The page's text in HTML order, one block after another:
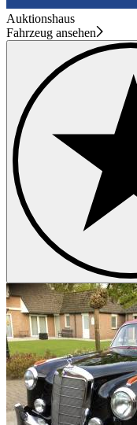
Auktionshaus
Fahrzeug ansehen